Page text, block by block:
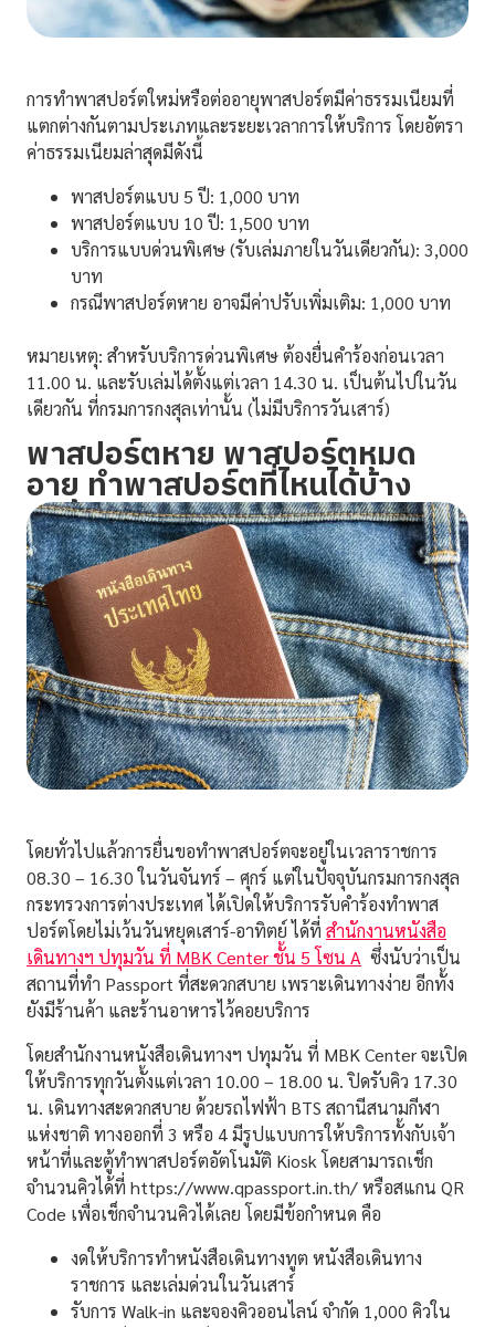
การทำพาสปอร์ตใหม่หรือต่ออายุพาสปอร์ตมีค่าธรรมเนียมที่
แตกต่างกันตามประเภทและระยะเวลาการให้บริการ โดยอัตรา
ค่าธรรมเนียมล่าสุดมีดังนี้
พาสปอร์ตแบบ 5 ปี: 1,000 บาท
พาสปอร์ตแบบ 10 ปี: 1,500 บาท
บริการแบบด่วนพิเศษ (รับเล่มภายในวันเดียวกัน): 3,000
บาท
กรณีพาสปอร์ตหาย อาจมีค่าปรับเพิ่มเติม: 1,000 บาท
หมายเหตุ: สำหรับบริการด่วนพิเศษ ต้องยื่นคำร้องก่อนเวลา
11.00 น. และรับเล่มได้ตั้งแต่เวลา 14.30 น. เป็นต้นไปในวัน
เดียวกัน ที่กรมการกงสุลเท่านั้น (ไม่มีบริการวันเสาร์)
พาสปอร์ตหาย พาสปอร์ตหมด
อายุ ทำพาสปอร์ตที่ไหนได้บ้าง
โดยทั่วไปแล้วการยื่นขอทำพาสปอร์ตจะอยู่ในเวลาราชการ
08.30 – 16.30 ในวันจันทร์ – ศุกร์ แต่ในปัจจุบันกรมการกงสุล
กระทรวงการต่างประเทศ ได้เปิดให้บริการรับคำร้องทำพาส
ปอร์ตโดยไม่เว้นวันหยุดเสาร์-อาทิตย์ ได้ที่ สำนักงานหนังสือ
เดินทางฯ ปทุมวัน ที่ MBK Center ชั้น 5 โซน A ซึ่งนับว่าเป็น
สถานที่ทำ Passport ที่สะดวกสบาย เพราะเดินทางง่าย อีกทั้ง
ยังมีร้านค้า และร้านอาหารไว้คอยบริการ
โดยสำนักงานหนังสือเดินทางฯ ปทุมวัน ที่ MBK Center จะเปิด
ให้บริการทุกวันตั้งแต่เวลา 10.00 – 18.00 น. ปิดรับคิว 17.30
น. เดินทางสะดวกสบาย ด้วยรถไฟฟ้า BTS สถานีสนามกีฬา
แห่งชาติ ทางออกที่ 3 หรือ 4 มีรูปแบบการให้บริการทั้งกับเจ้า
หน้าที่และตู้ทำพาสปอร์ตอัตโนมัติ Kiosk โดยสามารถเช็ก
จำนวนคิวได้ที่ https://www.qpassport.in.th/ หรือสแกน QR
Code เพื่อเช็กจำนวนคิวได้เลย โดยมีข้อกำหนด คือ
งดให้บริการทำหนังสือเดินทางทูต หนังสือเดินทาง
ราชการ และเล่มด่วนในวันเสาร์
รับการ Walk-in และจองคิวออนไลน์ จำกัด 1,000 คิวใน